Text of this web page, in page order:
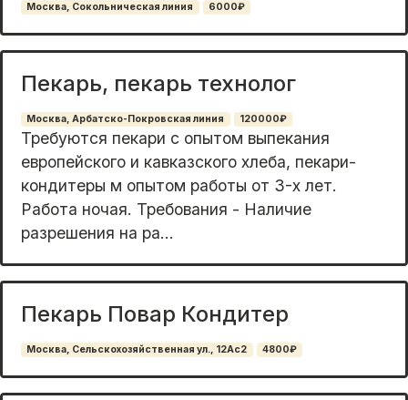
Москва, Сокольническая линия 6000₽
Пекарь, пекарь технолог
Москва, Арбатско-Покровская линия 120000₽
Требуются пекари с опытом выпекания
европейского и кавказского хлеба, пекари-
кондитеры м опытом работы от 3-х лет.
Работа ночая. Требования - Наличие
разрешения на ра...
Пекарь Повар Кондитер
Москва, Сельскохозяйственная ул., 12Ас2 4800₽